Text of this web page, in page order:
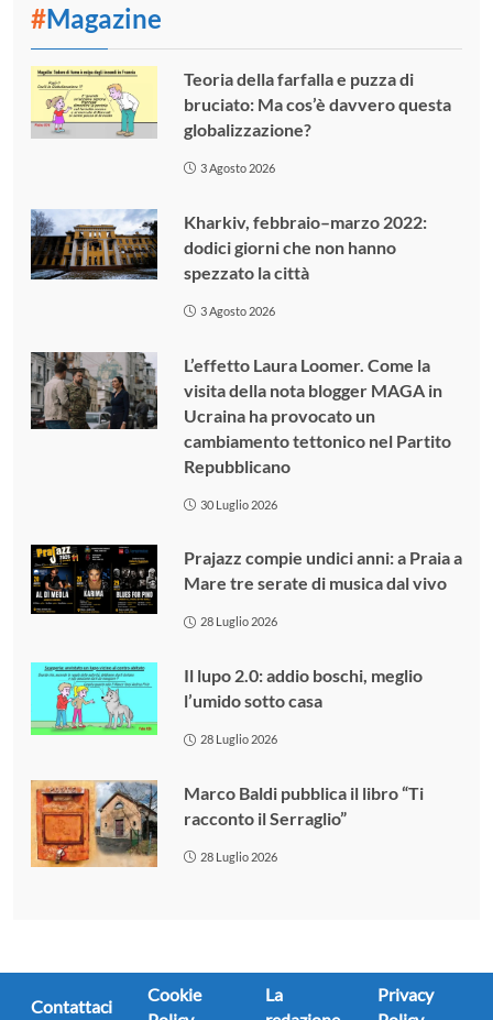
#Magazine
Teoria della farfalla e puzza di
bruciato: Ma cos’è davvero questa
globalizzazione?
3 Agosto 2026
Kharkiv, febbraio–marzo 2022:
dodici giorni che non hanno
spezzato la città
3 Agosto 2026
L’effetto Laura Loomer. Come la
visita della nota blogger MAGA in
Ucraina ha provocato un
cambiamento tettonico nel Partito
Repubblicano
30 Luglio 2026
Prajazz compie undici anni: a Praia a
Mare tre serate di musica dal vivo
28 Luglio 2026
Il lupo 2.0: addio boschi, meglio
l’umido sotto casa
28 Luglio 2026
Marco Baldi pubblica il libro “Ti
racconto il Serraglio”
28 Luglio 2026
Contattaci
Cookie
La
Privacy